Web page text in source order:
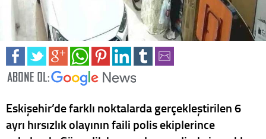
Eskişehir’de farklı noktalarda gerçekleştirilen 6
ayrı hırsızlık olayının faili polis ekiplerince